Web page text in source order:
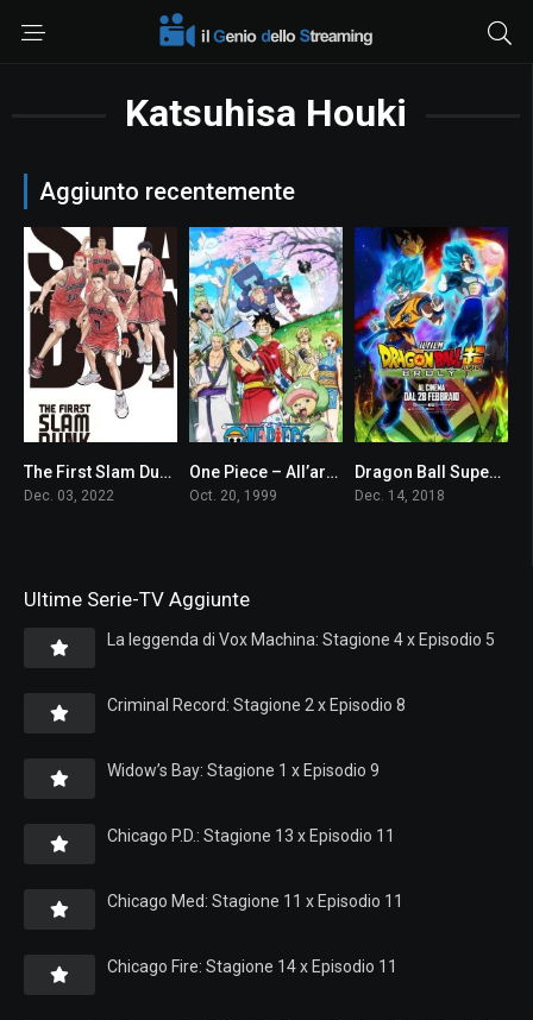
Katsuhisa Houki
Aggiunto recentemente
8.3The First Slam Dunk
Dec. 03, 2022
8.8One Piece – All’arrembaggio!
Oct. 20, 1999
8.0
Dragon Ball Super: Broly
Dec. 14, 2018
Ultime Serie-TV Aggiunte
La leggenda di Vox Machina: Stagione 4 x Episodio 5
Criminal Record: Stagione 2 x Episodio 8
Widow’s Bay: Stagione 1 x Episodio 9
Chicago P.D.: Stagione 13 x Episodio 11
Chicago Med: Stagione 11 x Episodio 11
Chicago Fire: Stagione 14 x Episodio 11